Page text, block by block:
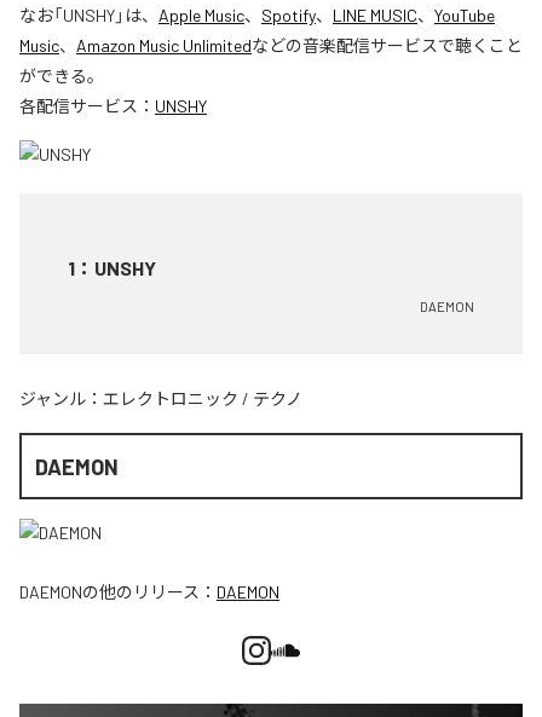
なお「UNSHY」は、 Apple Music、 Spotify、 LINE MUSIC、 YouTube
Music、 Amazon Music Unlimitedなどの音楽配信サービスで聴くこと
ができる。
各配信サービス： UNSHY
1 ： UNSHY
DAEMON
ジャンル： エレクトロニック / テクノ
DAEMON
DAEMONの他のリリース： DAEMON